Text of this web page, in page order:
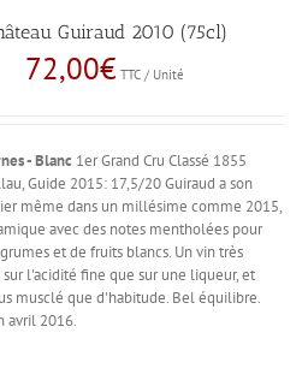
Guiraud 2010 (75cl)
72,00€ TTC / Unité
- Blanc 1er Grand Cru Classé 1855
Guide 2015: 17,5/20 Guiraud a son
même dans un millésime comme 2015,
avec des notes mentholées pour
et de fruits blancs. Un vin très
l'acidité fine que sur une liqueur, et
musclé que d'habitude. Bel équilibre.
avril 2016.